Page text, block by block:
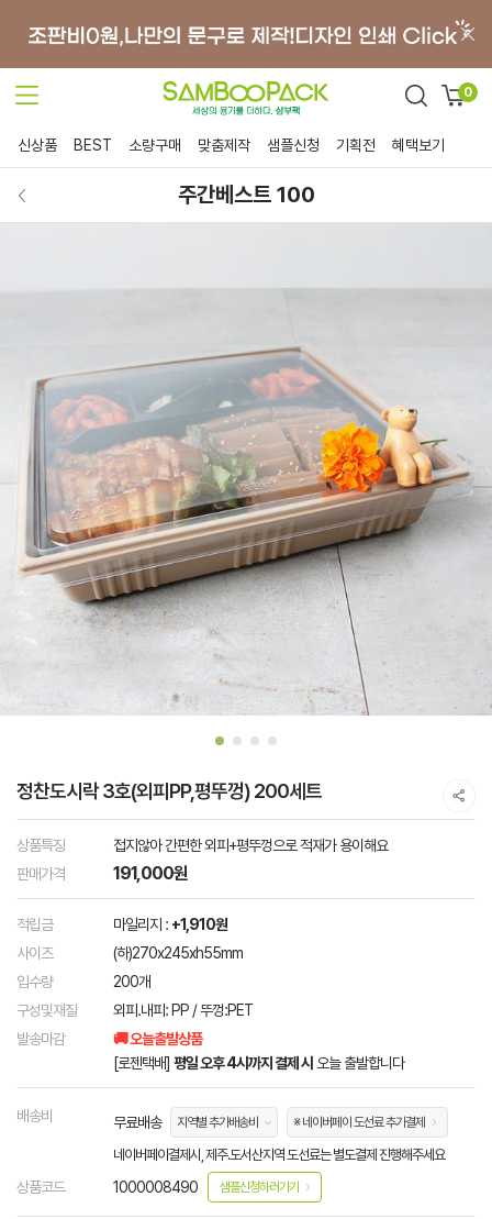
0
신상품 BEST 소량구매 맞춤제작 샘플신청 기획전 혜택보기
주간베스트 100
정찬도시락 3호(외피PP,평뚜껑) 200세트
상품특징
접지않아 간편한 외피+평뚜껑으로 적재가 용이해요
판매가격
191,000원
적립금 마일리지 : +1,910원
사이즈
(하)270x245xh55mm
입수량
200개
구성및재질
외피.내피: PP / 뚜껑:PET
발송마감
🚚 오늘출발상품
[로젠택배] 평일 오후 4시까지 결제 시 오늘 출발합니다
배송비 무료배송 지역별 추가배송비 ※ 네이버페이 도선료 추가결제
네이버페이결제시, 제주.도서산지역 도선료는 별도결제 진행해주세요
상품코드 1000008490 샘플신청하러가기